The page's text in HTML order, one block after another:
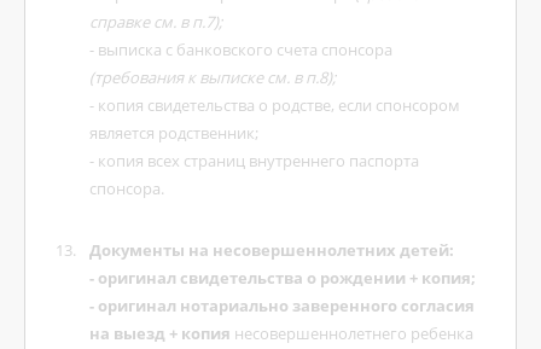
справке см. в п.7);
- выписка с банковского счета спонсора
(требования к выписке см. в п.8);
- копия свидетельства о родстве, если спонсором
является родственник;
- копия всех страниц внутреннего паспорта
спонсора.
Документы на несовершеннолетних детей:
- оригинал свидетельства о рождении + копия;
- оригинал нотариально заверенного согласия
на выезд + копия несовершеннолетнего ребенка